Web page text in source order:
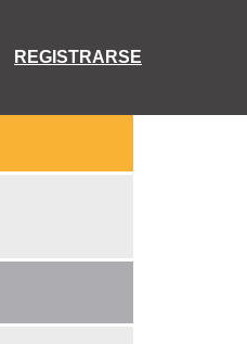
REGISTRARSE